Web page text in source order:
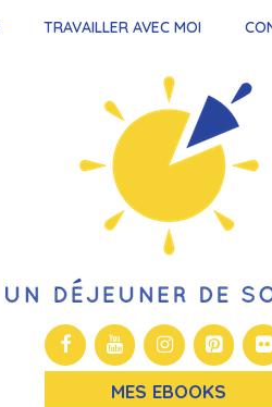
TRAVAILLER AVEC MOI
MES EBOOKS